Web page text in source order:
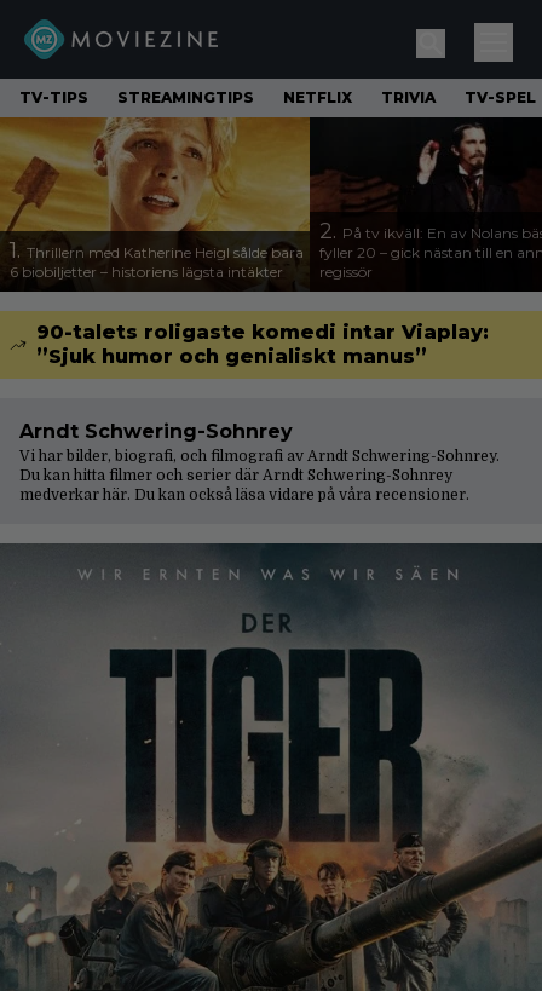
TV-TIPS STREAMINGTIPS NETFLIX TRIVIA TV-SPEL
1. Thrillern med Katherine Heigl sålde bara
6 biobiljetter – historiens lägsta intäkter
2. På tv ikväll: En av Nolans
fyller 20 – gick nästan till en
regissör
90-talets roligaste komedi intar Viaplay:
”Sjuk humor och genialiskt manus”
Arndt Schwering-Sohnrey
Vi har bilder, biografi, och filmografi av Arndt Schwering-Sohnrey.
Du kan hitta filmer och serier där Arndt Schwering-Sohnrey
medverkar här. Du kan också läsa vidare på våra recensioner.